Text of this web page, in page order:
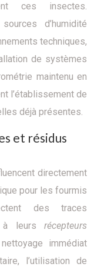
ces insectes.
d’humidité
techniques,
de systèmes
maintenu en
l’établissement de
déjà présentes.
et résidus
directement
pour les fourmis
des traces
à leurs récepteurs
immédiat
l’utilisation de